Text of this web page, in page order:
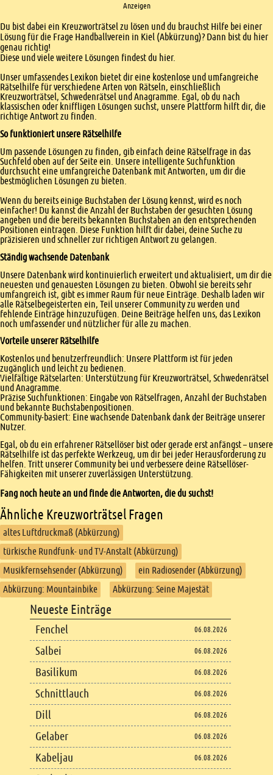
Anzeigen
Einleitung
Du bist dabei ein Kreuzworträtsel zu lösen und du brauchst Hilfe bei einer
Lösung für die Frage Handballverein in Kiel (Abkürzung)? Dann bist du hier
genau richtig!
Diese und viele weitere Lösungen findest du hier.
Unser umfassendes Lexikon bietet dir eine kostenlose und umfangreiche
Rätselhilfe für verschiedene Arten von Rätseln, einschließlich
Kreuzworträtsel, Schwedenrätsel und Anagramme. Egal, ob du nach
klassischen oder kniffligen Lösungen suchst, unsere Plattform hilft dir, die
richtige Antwort zu finden.
So funktioniert unsere Rätselhilfe
Um passende Lösungen zu finden, gib einfach deine Rätselfrage in das
Suchfeld oben auf der Seite ein. Unsere intelligente Suchfunktion
durchsucht eine umfangreiche Datenbank mit Antworten, um dir die
bestmöglichen Lösungen zu bieten.
Wenn du bereits einige Buchstaben der Lösung kennst, wird es noch
einfacher! Du kannst die Anzahl der Buchstaben der gesuchten Lösung
angeben und die bereits bekannten Buchstaben an den entsprechenden
Positionen eintragen. Diese Funktion hilft dir dabei, deine Suche zu
präzisieren und schneller zur richtigen Antwort zu gelangen.
Ständig wachsende Datenbank
Unsere Datenbank wird kontinuierlich erweitert und aktualisiert, um dir die
neuesten und genauesten Lösungen zu bieten. Obwohl sie bereits sehr
umfangreich ist, gibt es immer Raum für neue Einträge. Deshalb laden wir
alle Rätselbegeisterten ein, Teil unserer Community zu werden und
fehlende Einträge hinzuzufügen. Deine Beiträge helfen uns, das Lexikon
noch umfassender und nützlicher für alle zu machen.
Vorteile unserer Rätselhilfe
Kostenlos und benutzerfreundlich: Unsere Plattform ist für jeden
zugänglich und leicht zu bedienen.
Vielfältige Rätselarten: Unterstützung für Kreuzworträtsel, Schwedenrätsel
und Anagramme.
Präzise Suchfunktionen: Eingabe von Rätselfragen, Anzahl der Buchstaben
und bekannte Buchstabenpositionen.
Community-basiert: Eine wachsende Datenbank dank der Beiträge unserer
Nutzer.
Egal, ob du ein erfahrener Rätsellöser bist oder gerade erst anfängst – unsere
Rätselhilfe ist das perfekte Werkzeug, um dir bei jeder Herausforderung zu
helfen. Tritt unserer Community bei und verbessere deine Rätsellöser-
Fähigkeiten mit unserer zuverlässigen Unterstützung.
Fang noch heute an und finde die Antworten, die du suchst!
Ähnliche Kreuzworträtsel Fragen
altes Luftdruckmaß (Abkürzung)
türkische Rundfunk- und TV-Anstalt (Abkürzung)
Musikfernsehsender (Abkürzung)
ein Radiosender (Abkürzung)
Abkürzung: Mountainbike
Abkürzung: Seine Majestät
Footer content
Neueste Einträge
Fenchel 06.08.2026
Salbei 06.08.2026
Basilikum 06.08.2026
Schnittlauch 06.08.2026
Dill 06.08.2026
Gelaber 06.08.2026
Kabeljau 06.08.2026